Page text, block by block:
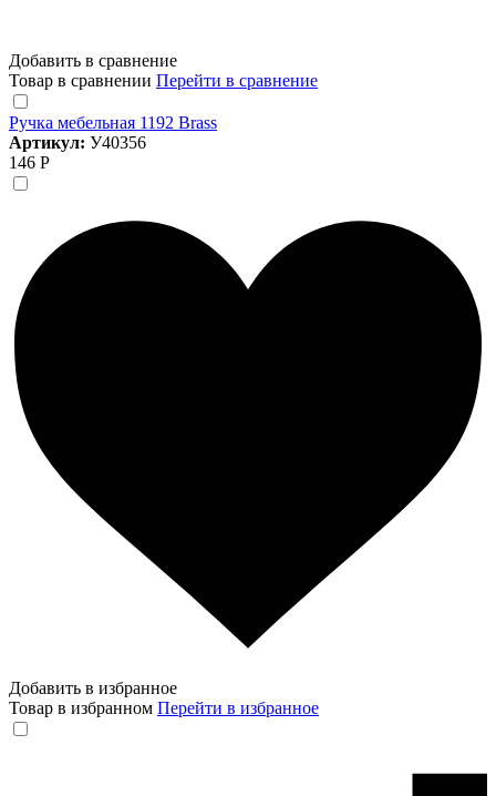
Добавить в сравнение
Товар в сравнении Перейти в сравнение
Ручка мебельная 1192 Brass
Артикул: У40356
146 Р
Добавить в избранное
Товар в избранном Перейти в избранное